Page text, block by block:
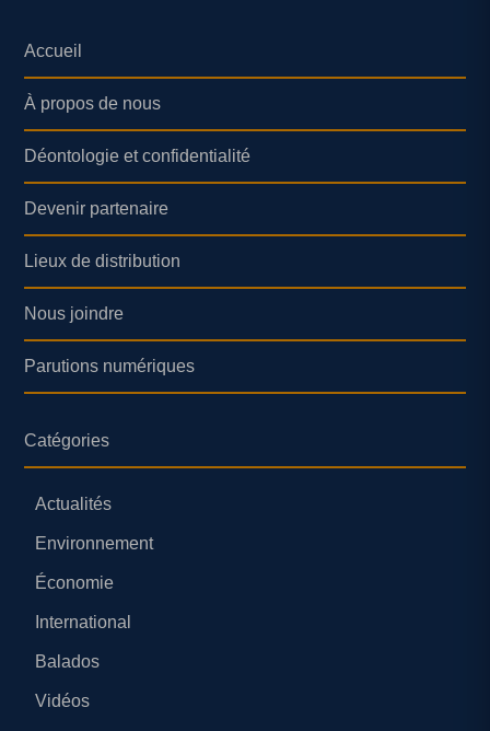
Accueil
À propos de nous
Déontologie et confidentialité
Devenir partenaire
Lieux de distribution
Nous joindre
Parutions numériques
Catégories
Actualités
Environnement
Économie
International
Balados
Vidéos